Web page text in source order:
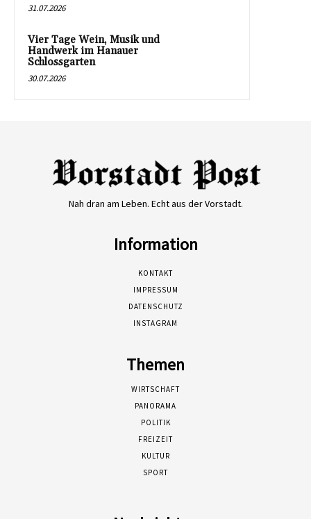
31.07.2026
Vier Tage Wein, Musik und
Handwerk im Hanauer
Schlossgarten
30.07.2026
Nah dran am Leben. Echt aus der Vorstadt.
Information
KONTAKT
IMPRESSUM
DATENSCHUTZ
INSTAGRAM
Themen
WIRTSCHAFT
PANORAMA
POLITIK
FREIZEIT
KULTUR
SPORT